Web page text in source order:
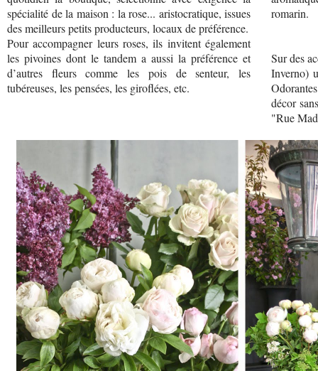
spécialité de la maison : la rose... aristocratique, issues
des meilleurs petits producteurs, locaux de préférence.
Pour accompagner leurs roses, ils invitent également
les pivoines dont le tandem a aussi la préférence et
d’autres fleurs comme les pois de senteur, les
tubéreuses, les pensées, les giroflées, etc.
romarin.
Sur des
Inverno)
décor
"Rue